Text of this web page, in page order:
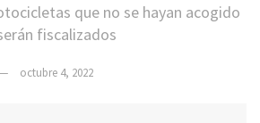
que no se hayan acogido
fiscalizados
octubre 4, 2022